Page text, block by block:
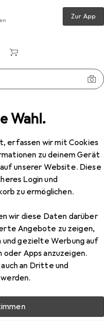
Wahl.
erfassen wir mit Cookies
zu deinem Gerät
unserer Website. Diese
Login und
zu ermöglichen.
wir diese Daten darüber
Angebote zu zeigen,
gezielte Werbung auf
oder Apps anzuzeigen.
an Dritte und
Zur App
Am Maultierpass
Simenon, 2020
Buchfolie und